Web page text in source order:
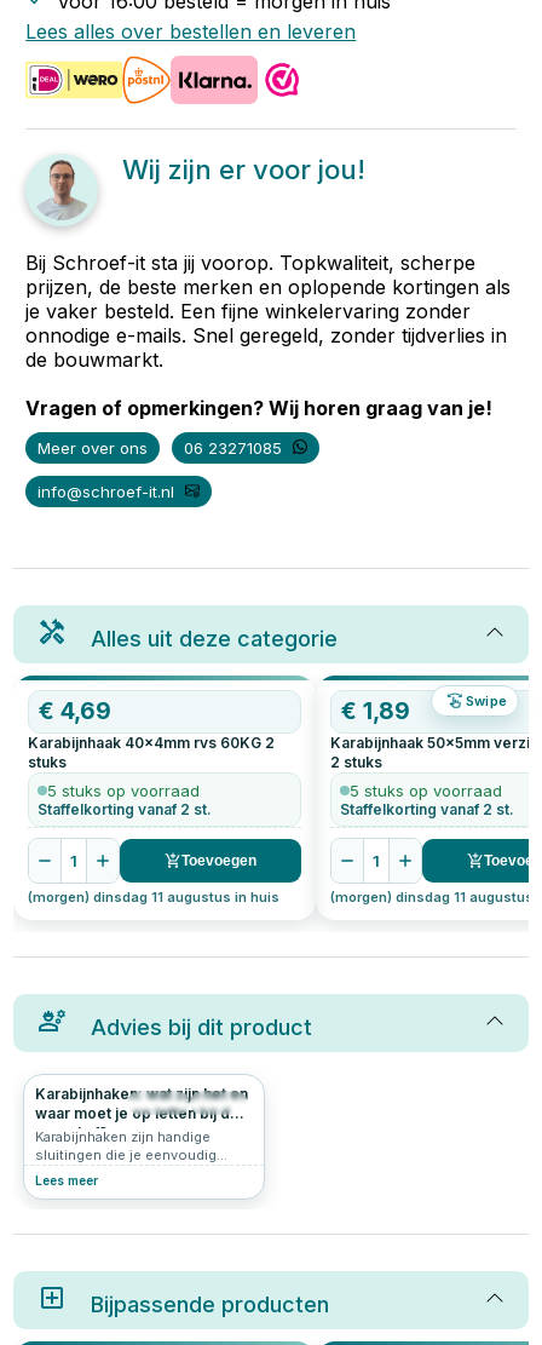
Lees alles over bestellen en leveren
Wij zijn er voor jou!
Bij Schroef-it sta jij voorop. Topkwaliteit, scherpe
prijzen, de beste merken en oplopende kortingen als
je vaker besteld. Een fijne winkelervaring zonder
onnodige e-mails. Snel geregeld, zonder tijdverlies in
de bouwmarkt.
Vragen of opmerkingen? Wij horen graag van je!
Meer over ons 06 23271085
info@schroef-it.nl
Alles uit deze categorie
Swipe
€4,69
Karabijnhaak 40x4mm rvs 60KG 2
stuks
5 stuks op voorraad
Staffelkorting vanaf 2 st.
1 Toevoegen
(morgen) dinsdag 11 augustus in huis
€1,89
Karabijnhaak 50x5mm
2 stuks
5 stuks op voorraad
Staffelkorting vanaf 2 st.
1
(morgen) dinsdag 11 augustus
Advies bij dit product
467 4.8
Karabijnhaken: wat zijn het en
waar moet je op letten bij de
aanschaf?
Karabijnhaken zijn handige
sluitingen die je eenvoudig
opent en sluit met een
veilig wilt vastmaken aan een
ketting: een karabijnhaak is dé
Lees meer
Bijpassende producten